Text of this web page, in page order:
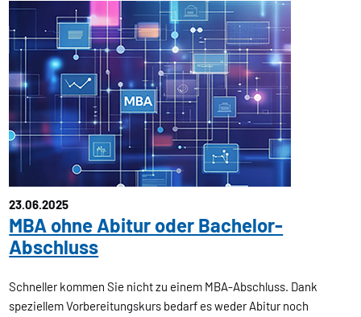
23.06.2025
MBA ohne Abitur oder Bachelor-
Abschluss
Schneller kommen Sie nicht zu einem MBA-Abschluss. Dank
speziellem Vorbereitungskurs bedarf es weder Abitur noch